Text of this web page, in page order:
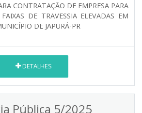
CONTRATAÇÃO DE EMPRESA PARA
DE TRAVESSIA ELEVADAS EM
DE JAPURÁ-PR
DETALHES
Pública 5/2025